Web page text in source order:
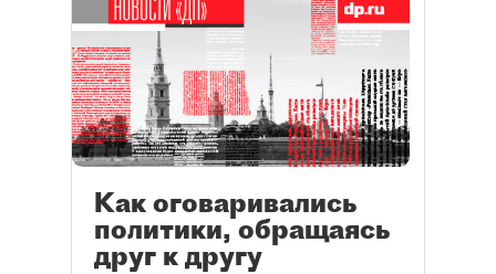
Как оговаривались
политики, обращаясь
друг к другу